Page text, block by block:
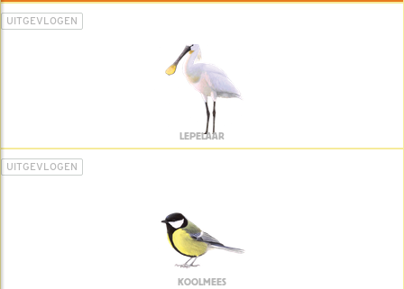
UITGEVLOGEN
LEPELAAR
UITGEVLOGEN
KOOLMEES